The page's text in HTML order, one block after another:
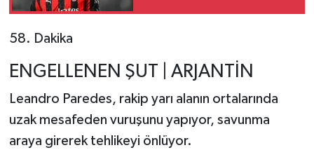
58. Dakika
ENGELLENEN ŞUT | ARJANTİN
Leandro Paredes, rakip yarı alanın ortalarında
uzak mesafeden vuruşunu yapıyor, savunma
araya girerek tehlikeyi önlüyor.